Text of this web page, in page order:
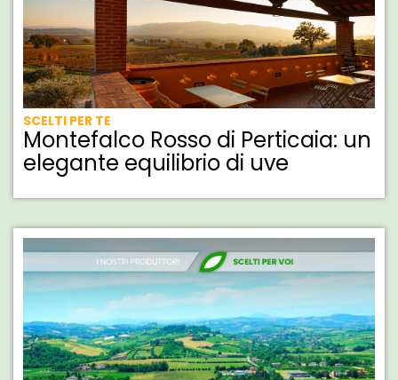
SCELTI PER TE
Montefalco Rosso di Perticaia: un
elegante equilibrio di uve